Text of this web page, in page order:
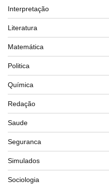
Interpretação
Literatura
Matemática
Politica
Química
Redação
Saude
Seguranca
Simulados
Sociologia